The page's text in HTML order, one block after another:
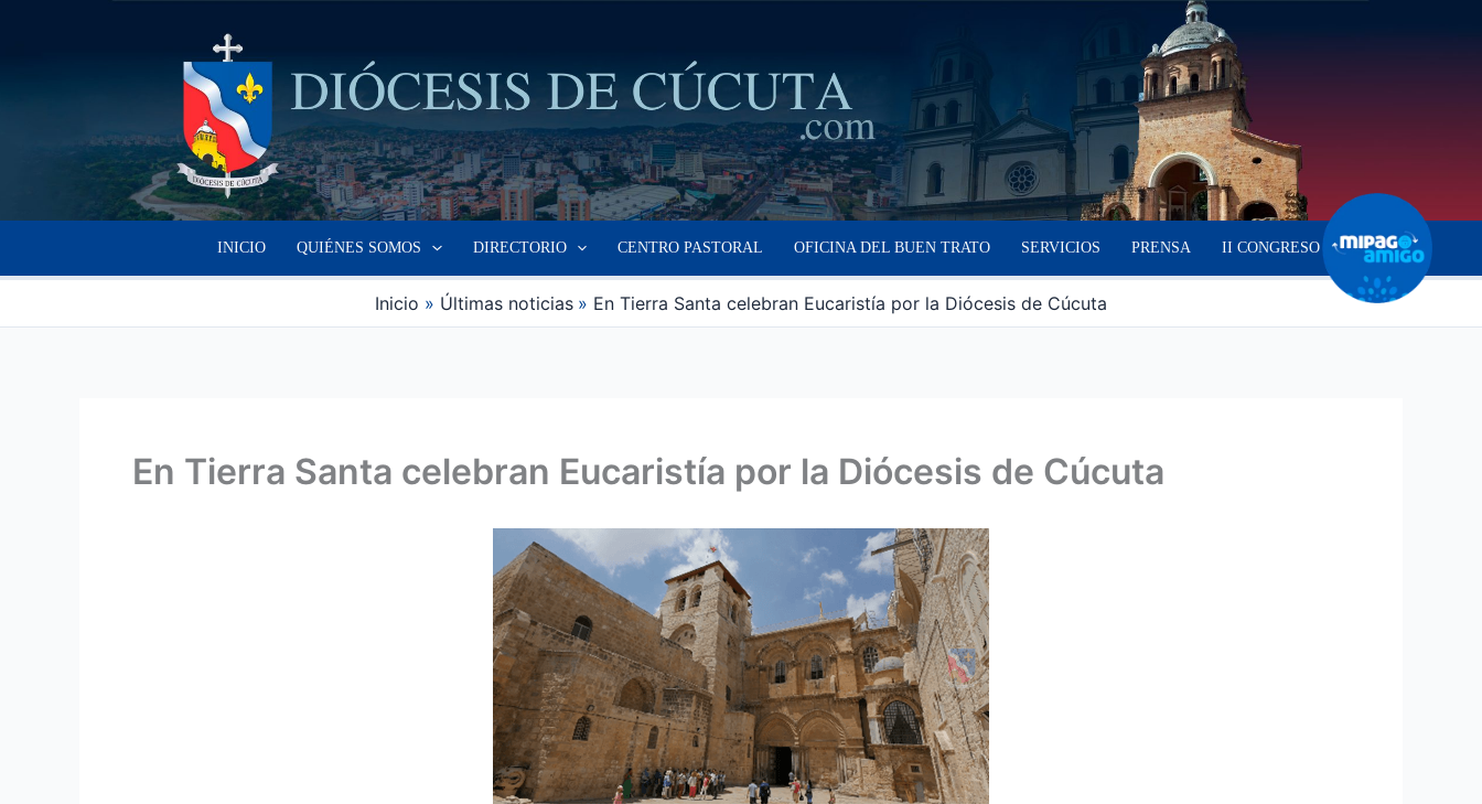
INICIO QUIÉNES SOMOS DIRECTORIO CENTRO PASTORAL OFICINA DEL BUEN TRATO SERVICIOS PRENSA II CONGRESO
Inicio Últimas noticias En Tierra Santa celebran Eucaristía por la Diócesis de Cúcuta
En Tierra Santa celebran Eucaristía por la Diócesis de Cúcuta